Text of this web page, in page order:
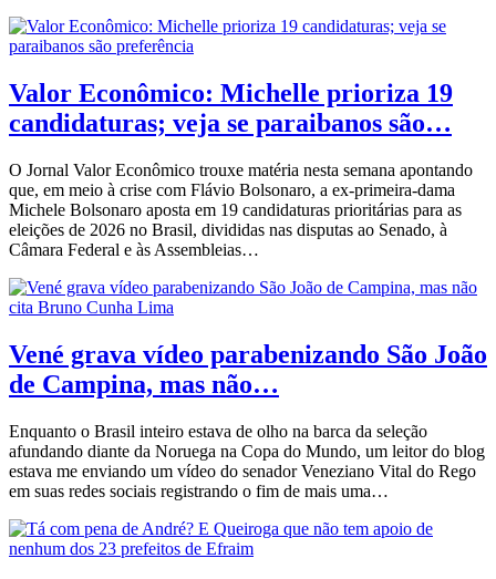
Valor Econômico: Michelle prioriza 19
candidaturas; veja se paraibanos são…
O Jornal Valor Econômico trouxe matéria nesta semana apontando
que, em meio à crise com Flávio Bolsonaro, a ex-primeira-dama
Michele Bolsonaro aposta em 19 candidaturas prioritárias para as
eleições de 2026 no Brasil, divididas nas disputas ao Senado, à
Câmara Federal e às Assembleias…
Vené grava vídeo parabenizando São João
de Campina, mas não…
Enquanto o Brasil inteiro estava de olho na barca da seleção
afundando diante da Noruega na Copa do Mundo, um leitor do blog
estava me enviando um vídeo do senador Veneziano Vital do Rego
em suas redes sociais registrando o fim de mais uma…